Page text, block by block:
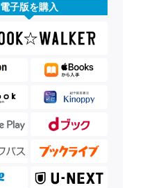
電子版を購入